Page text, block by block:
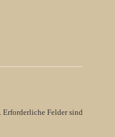
Erforderliche Felder sind